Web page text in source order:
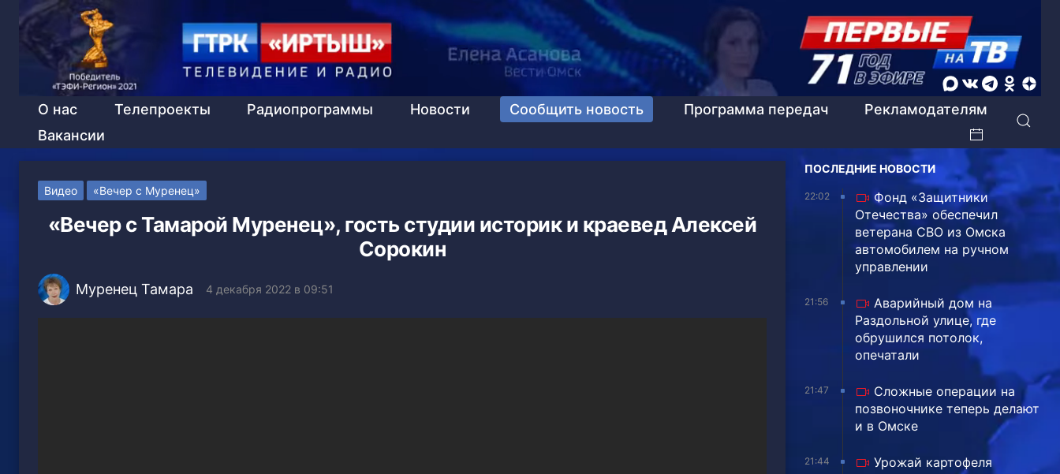
О нас Телепроекты Радиопрограммы Новости Сообщить новость Программа передач
Рекламодателям
Вакансии
Видео «Вечер с Муренец»
«Вечер с Тамарой Муренец», гость студии историк и краевед Алексей
Сорокин
Муренец Тамара 4 декабря 2022 в 09:51
ПОСЛЕДНИЕ НОВОСТИ
22:02
Фонд «Защитники
Отечества» обеспечил
ветерана СВО из Омска
автомобилем на ручном
управлении
21:56
Аварийный дом на
Раздольной улице, где
обрушился потолок,
опечатали
21:47
Сложные операции на
позвоночнике теперь делают
и в Омске
21:44
Урожай картофеля